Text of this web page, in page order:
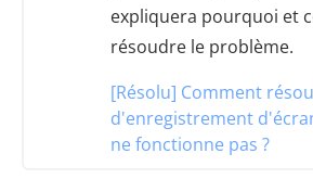
expliquera pourquoi et
résoudre le problème.
[Résolu] Comment
d'enregistrement
ne fonctionne pas ?